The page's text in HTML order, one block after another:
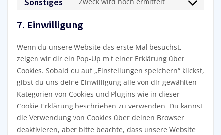
complianz
Consent
7. Einwilligung
Wenn du unsere Website das erste Mal besuchst,
zeigen wir dir ein Pop-Up mit einer Erklärung über
Cookies. Sobald du auf „Einstellungen speichern“ klickst,
gibst du uns deine Einwilligung alle von dir gewählten
Kategorien von Cookies und Plugins wie in dieser
Cookie-Erklärung beschrieben zu verwenden. Du kannst
die Verwendung von Cookies über deinen Browser
deaktivieren, aber bitte beachte, dass unsere Website